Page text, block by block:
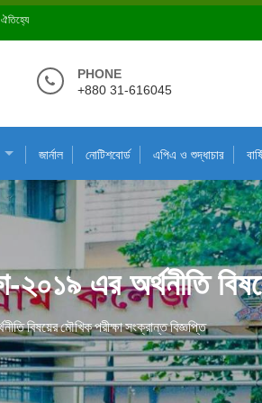
ঐতিহ্যে
PHONE
+880 31-616045
জার্নাল নোটিশবোর্ড এপিএ ও শুদ্ধাচার
২০১৯ এর অর্থনীতি
বিষয়ের মৌখিক পরীক্ষা সংক্রান্ত বিজ্ঞপ্তি